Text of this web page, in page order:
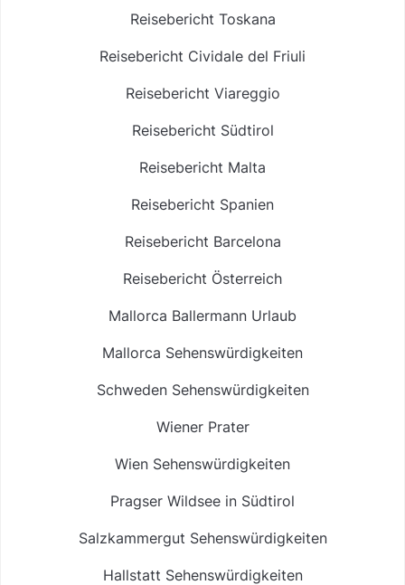
Reisebericht Toskana
Reisebericht Cividale del Friuli
Reisebericht Viareggio
Reisebericht Südtirol
Reisebericht Malta
Reisebericht Spanien
Reisebericht Barcelona
Reisebericht Österreich
Mallorca Ballermann Urlaub
Mallorca Sehenswürdigkeiten
Schweden Sehenswürdigkeiten
Wiener Prater
Wien Sehenswürdigkeiten
Pragser Wildsee in Südtirol
Salzkammergut Sehenswürdigkeiten
Hallstatt Sehenswürdigkeiten